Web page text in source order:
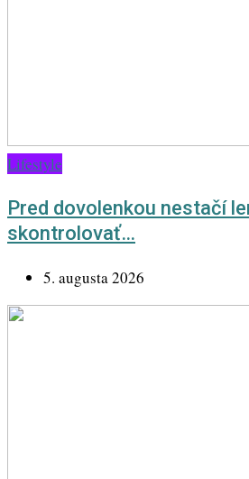
Lifestyle
Pred dovolenkou nestačí
skontrolovať…
5. augusta 2026